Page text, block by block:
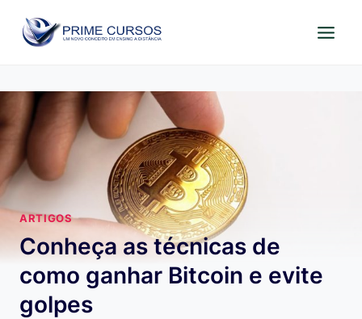
para
ARTIGOS
Conheça as técnicas de
como ganhar Bitcoin e evite
golpes